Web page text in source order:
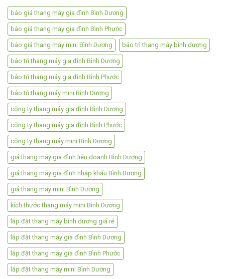
báo giá thang máy gia đình Bình Dương
báo giá thang máy gia đình Bình Phước
báo giá thang máy mini Bình Dương bảo trì thang máy bình dương
bảo trì thang máy gia đình Bình Dương
bảo trì thang máy gia đình Bình Phước
bảo trì thang máy mini Bình Dương
công ty thang máy gia đình Bình Dương
công ty thang máy gia đình Bình Phước
công ty thang máy mini Bình Dương
giá thang máy gia đình liên doanh Bình Dương
giá thang máy gia đình nhập khẩu Bình Dương
giá thang máy mini Bình Dương
kích thước thang máy mini Bình Dương
lắp đặt thang máy bình dương giá rẻ
lắp đặt thang máy gia đình Bình Dương
lắp đặt thang máy gia đình Bình Phước
lắp đặt thang máy mini Bình Dương